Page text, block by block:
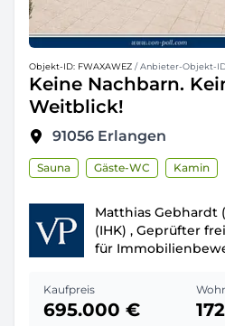
Objekt-ID: FWAXAWEZ / Anbieter-Objekt-
Keine Nachbarn.
Weitblick!
91056 Erlangen
Sauna Gäste-WC Kamin
Matthias
(IHK) , Geprüfter
für
Kaufpreis
695.000 €